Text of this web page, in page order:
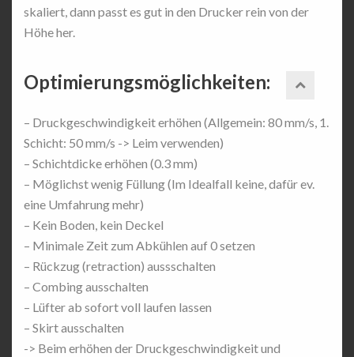
skaliert, dann passt es gut in den Drucker rein von der
Höhe her.
Optimierungsmöglichkeiten:
– Druckgeschwindigkeit erhöhen (Allgemein: 80 mm/s, 1.
Schicht: 50 mm/s -> Leim verwenden)
– Schichtdicke erhöhen (0.3 mm)
– Möglichst wenig Füllung (Im Idealfall keine, dafür ev.
eine Umfahrung mehr)
– Kein Boden, kein Deckel
– Minimale Zeit zum Abkühlen auf 0 setzen
– Rückzug (retraction) aussschalten
– Combing ausschalten
– Lüfter ab sofort voll laufen lassen
– Skirt ausschalten
-> Beim erhöhen der Druckgeschwindigkeit und